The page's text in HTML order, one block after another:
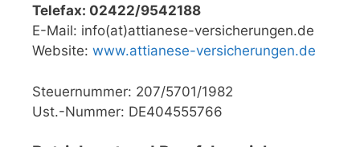
Telefax: 02422/9542188
E-Mail: info(at)attianese-versicherungen.de
Website: www.attianese-versicherungen.de
Steuernummer: 207/5701/1982
Ust.-Nummer: DE404555766